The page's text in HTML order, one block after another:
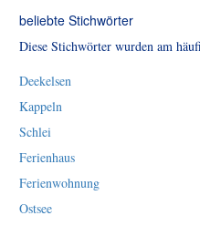
beliebte Stichwörter
Diese Stichwörter wurden am
Deekelsen
Kappeln
Schlei
Ferienhaus
Ferienwohnung
Ostsee